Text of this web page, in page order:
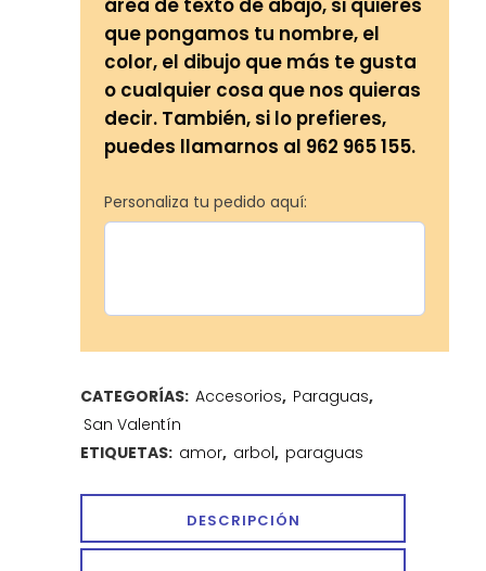
área de texto de abajo, si quieres
que pongamos tu nombre, el
color, el dibujo que más te gusta
o cualquier cosa que nos quieras
decir. También, si lo prefieres,
puedes llamarnos al 962 965 155.
Personaliza tu pedido aquí:
CATEGORÍAS: Accesorios, Paraguas,
San Valentín
ETIQUETAS: amor, arbol, paraguas
DESCRIPCIÓN